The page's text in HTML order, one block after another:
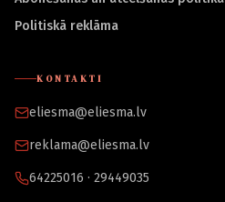
Politiskā reklāma
KONTAKTI
eliesma@eliesma.lv
reklama@eliesma.lv
64225016 · 29449035